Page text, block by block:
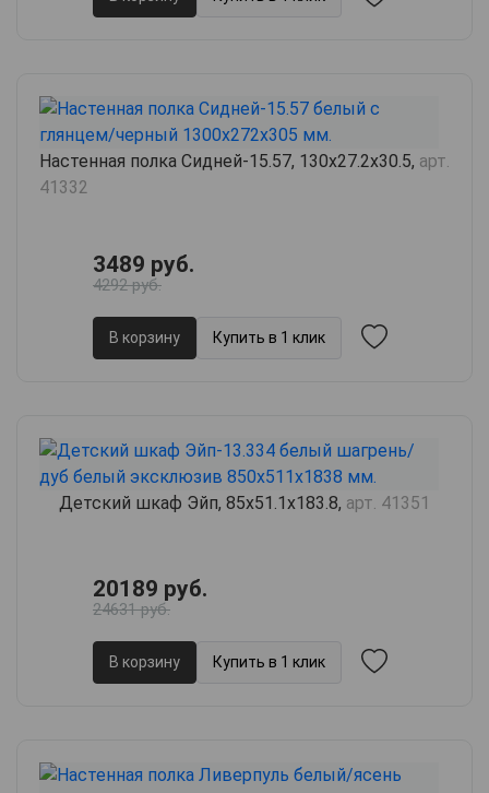
Настенная полка Сидней-15.57, 130х27.2х30.5, арт.
41332
3489 руб.
4292 руб.
В корзину Купить в 1 клик
Детский шкаф Эйп, 85х51.1х183.8, арт. 41351
20189 руб.
24631 руб.
В корзину Купить в 1 клик